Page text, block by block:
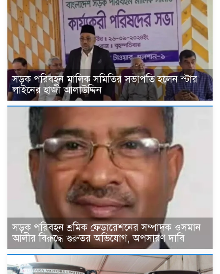
সড়ক পরিবহন মালিক সমিতির সভাপতি হলেন স্টার
লাইনের হাজী আলাউদ্দিন
সড়ক পরিবহন শ্রমিক ফেডারেশনের সম্পাদক ওসমান
আলীর বিরুদ্ধে গুরুতর অভিযোগ, অপসারণ দাবি